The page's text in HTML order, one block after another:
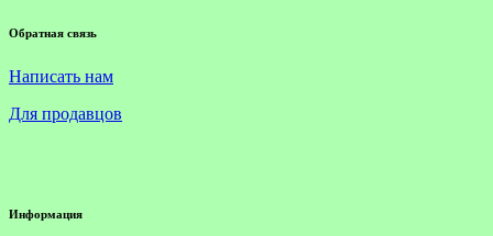
Обратная связь
Написать нам
Для продавцов
Информация